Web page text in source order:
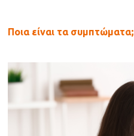
Ποια είναι τα συμπτώματα;